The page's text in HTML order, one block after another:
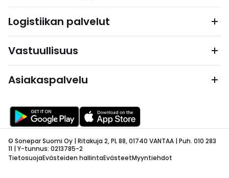
Logistiikan palvelut
Vastuullisuus
Asiakaspalvelu
© Sonepar Suomi Oy | Ritakuja 2, PL 88, 01740 VANTAA | Puh. 010 283
11 | Y-tunnus: 0213785-2
TietosuojaEvästeiden hallintaEvästeetMyyntiehdot